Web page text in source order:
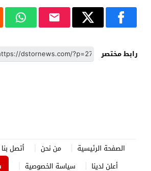
رابط مختصر
الصفحة الرئيسية من نحن أتصل بنا
أعلن لدينا
سياسة الخصوصية